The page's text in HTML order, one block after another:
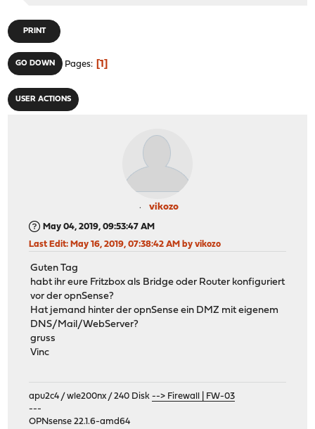
PRINT
GO DOWN Pages 1
USER ACTIONS
vikozo
May 04, 2019, 09:53:47 AM
Last Edit: May 16, 2019, 07:38:42 AM by vikozo
Guten Tag
habt ihr eure Fritzbox als Bridge oder Router konfiguriert
vor der opnSense?
Hat jemand hinter der opnSense ein DMZ mit eigenem
DNS/Mail/WebServer?
gruss
Vinc
apu2c4 / wle200nx / 240 Disk--> Firewall | FW-03
---
OPNsense 22.1.6-amd64